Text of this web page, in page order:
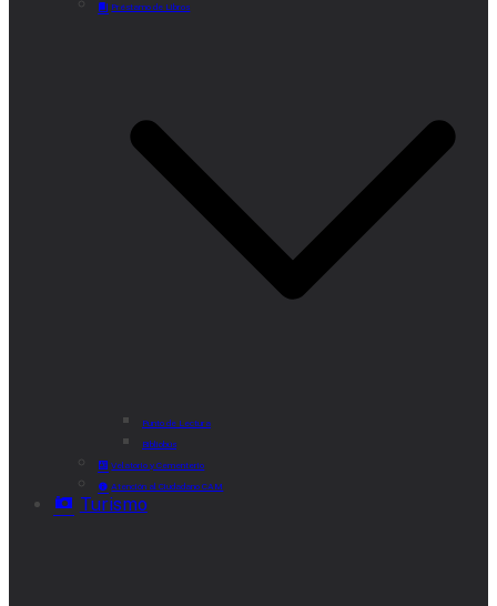
Préstamo de Libros
Punto de Lectura
Bibliobús
Velatorio y Cementerio
Atención al Ciudadano CAM
Turismo